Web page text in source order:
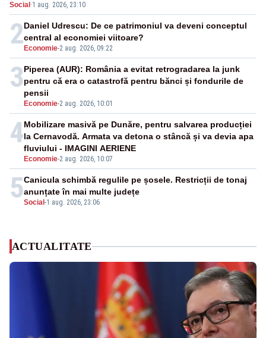
Social ·1 aug. 2026, 23:10
2 Economie-2 aug. 2026, 09:22
Daniel Udrescu: De ce patrimoniul va deveni conceptul
central al economiei viitoare?
3
Economie-2 aug. 2026, 10:01
Piperea (AUR): România a evitat retrogradarea la junk
pentru că era o catastrofă pentru bănci și fondurile de
pensii
4
Economie-2 aug. 2026, 10:07
Mobilizare masivă pe Dunăre, pentru salvarea producției
la Cernavodă. Armata va detona o stâncă și va devia apa
fluviului - IMAGINI AERIENE
5Social -1 aug. 2026, 23:06
Canicula schimbă regulile pe șosele. Restricții de tonaj
anunțate în mai multe județe
ACTUALITATE